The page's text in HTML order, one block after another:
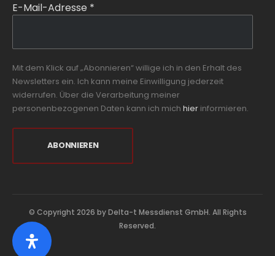
E-Mail-Adresse *
Mit dem Klick auf „Abonnieren“ willige ich in den Erhalt des
Newsletters ein. Ich kann meine Einwilligung jederzeit
widerrufen. Über die Verarbeitung meiner
personenbezogenen Daten kann ich mich hier informieren.
© Copyright 2026 by Delta-t Messdienst GmbH. All Rights
Reserved.